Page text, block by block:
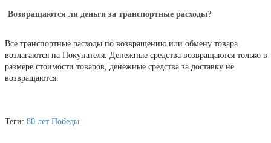
Возвращаются ли деньги за транспортные расходы?
Все транспортные расходы по возвращению или обмену товара
возлагаются на Покупателя. Денежные средства возвращаются только в
размере стоимости товаров, денежные средства за доставку не
возвращаются.
Теги: 80 лет Победы